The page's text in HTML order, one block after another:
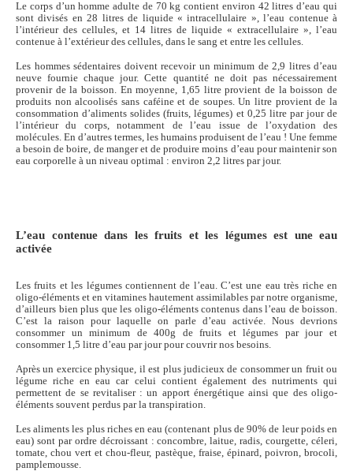
Le corps d’un homme adulte de 70 kg contient environ 42 litres d’eau qui
sont divisés en 28 litres de liquide « intracellulaire », l’eau contenue à
l’intérieur des cellules, et 14 litres de liquide « extracellulaire », l’eau
contenue à l’extérieur des cellules, dans le sang et entre les cellules.
Les hommes sédentaires doivent recevoir un minimum de 2,9 litres d’eau
neuve fournie chaque jour. Cette quantité ne doit pas nécessairement
provenir de la boisson. En moyenne, 1,65 litre provient de la boisson de
produits non alcoolisés sans caféine et de soupes. Un litre provient de la
consommation d’aliments solides (fruits, légumes) et 0,25 litre par jour de
l’intérieur du corps, notamment de l’eau issue de l’oxydation des
molécules. En d’autres termes, les humains produisent de l’eau ! Une femme
a besoin de boire, de manger et de produire moins d’eau pour maintenir son
eau corporelle à un niveau optimal : environ 2,2 litres par jour.
L’eau contenue dans les fruits et les légumes est une eau
activée
Les fruits et les légumes contiennent de l’eau. C’est une eau très riche en
oligo-éléments et en vitamines hautement assimilables par notre organisme,
d’ailleurs bien plus que les oligo-éléments contenus dans l’eau de boisson.
C’est la raison pour laquelle on parle d’eau activée. Nous devrions
consommer un minimum de 400g de fruits et légumes par jour et
consommer 1,5 litre d’eau par jour pour couvrir nos besoins.
Après un exercice physique, il est plus judicieux de consommer un fruit ou
légume riche en eau car celui contient également des nutriments qui
permettent de se revitaliser : un apport énergétique ainsi que des oligo-
éléments souvent perdus par la transpiration.
Les aliments les plus riches en eau (contenant plus de 90% de leur poids en
eau) sont par ordre décroissant : concombre, laitue, radis, courgette, céleri,
tomate, chou vert et chou-fleur, pastèque, fraise, épinard, poivron, brocoli,
pamplemousse.